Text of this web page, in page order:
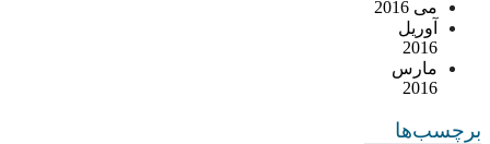
می 2016
آوریل
2016
مارس
2016
برچسب‌ها